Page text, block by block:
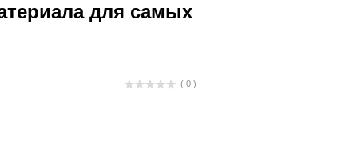
для самых
( 0 )